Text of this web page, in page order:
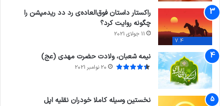
7.4
راکستار داستان فوق‌العاده‌ی رد دد ریدمپشن را
چگونه روایت کرد؟
11 جولای 2021
نیمه شعبان، ولادت حضرت مهدی (عج)
20 نوامبر 2021
نخستین وسیله کاملا خودران نقلیه اپل